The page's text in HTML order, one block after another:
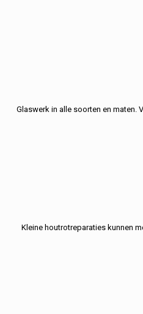
Glaswerk in alle soorten en maten.
Kleine houtrotreparaties kunnen